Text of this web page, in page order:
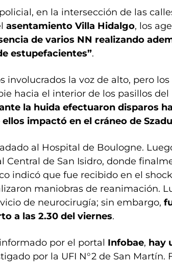
en la intersección de las
asentamiento Villa Hidalgo, los
de varios NN realizando
estupefacientes”.
involucrados la voz de alto, pero los
hacia el interior de los pasillos del
la huida efectuaron disparos
impactó en el cráneo de
al Hospital de Boulogne.
Central de San Isidro, donde
indicó que fue recibido en el
maniobras de reanimación.
de neurocirugía; sin embargo,
a las 2.30 del viernes.
por el portal Infobae, hay
por la UFI N°2 de San Martín.